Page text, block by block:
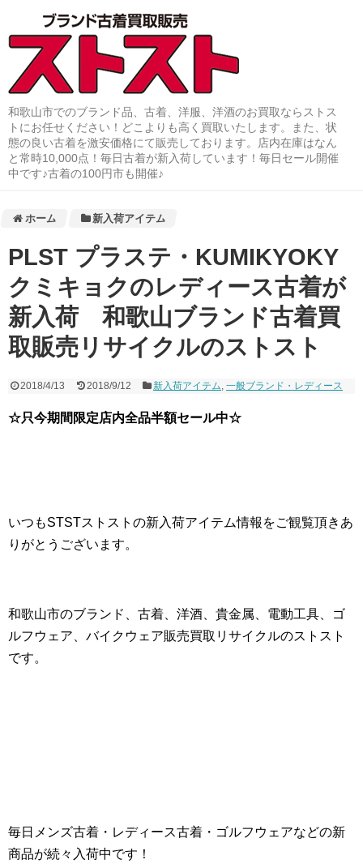
和歌山市でのブランド品、古着、洋服、洋酒のお買取ならストス
トにお任せください！どこよりも高く買取いたします。また、状
態の良い古着を激安価格にて販売しております。店内在庫はなん
と常時10,000点！毎日古着が新入荷しています！毎日セール開催
中です♪古着の100円市も開催♪
ホーム 新入荷アイテム
PLST プラステ・KUMIKYOKY
クミキョクのレディース古着が
新入荷 和歌山ブランド古着買
取販売リサイクルのストスト
2018/4/13 2018/9/12 新入荷アイテム,一般ブランド・レディース
☆只今期間限定店内全品半額セール中☆
いつもSTSTストストの新入荷アイテム情報をご観覧頂きあ
りがとうございます。
和歌山市のブランド、古着、洋酒、貴金属、電動工具、ゴ
ルフウェア、バイクウェア販売買取リサイクルのストスト
です。
毎日メンズ古着・レディース古着・ゴルフウェアなどの新
商品が続々入荷中です！